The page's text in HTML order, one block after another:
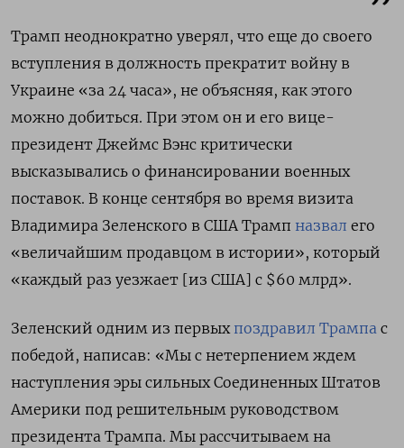
Трамп неоднократно уверял, что еще до своего
вступления в должность прекратит войну в
Украине «за 24 часа», не объясняя, как этого
можно добиться. При этом он и его вице-
президент Джеймс Вэнс критически
высказывались о финансировании военных
поставок. В конце сентября во время визита
Владимира Зеленского в США Трамп назвал его
«величайшим продавцом в истории», который
«каждый раз уезжает [из США] с $60 млрд».
Зеленский одним из первых поздравил Трампа с
победой, написав: «Мы с нетерпением ждем
наступления эры сильных Соединенных Штатов
Америки под решительным руководством
президента Трампа. Мы рассчитываем на